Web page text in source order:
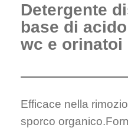
Detergente
base di
wc e orinatoi
Efficace nella
sporco